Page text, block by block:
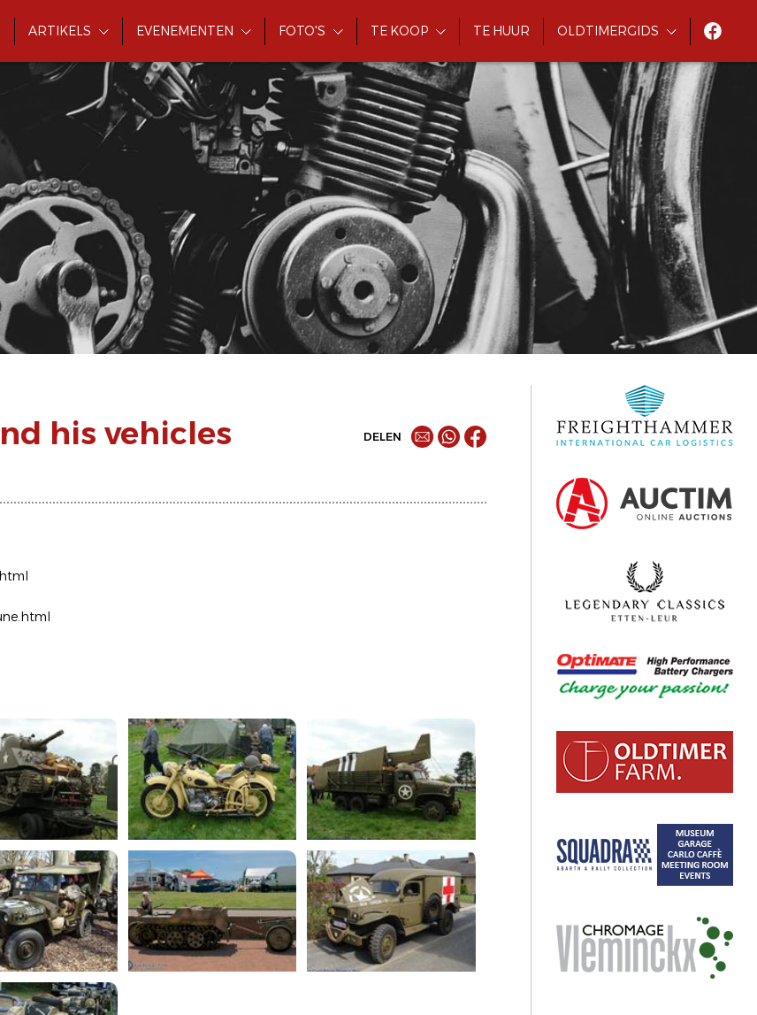
ARTIKELS EVENEMENTEN FOTO'S TE KOOP TE HUUR OLDTIMERGIDS
his vehicles DELEN